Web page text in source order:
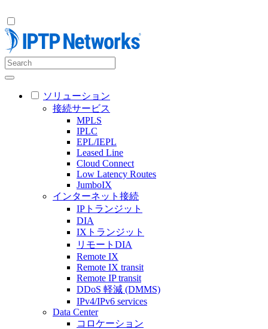
ソリューション
接続サービス
MPLS
IPLC
EPL/IEPL
Leased Line
Cloud Connect
Low Latency Routes
JumboIX
インターネット接続
IPトランジット
DIA
IXトランジット
リモートDIA
Remote IX
Remote IX transit
Remote IP transit
DDoS 軽減 (DMMS)
IPv4/IPv6 services
Data Center
コロケーション